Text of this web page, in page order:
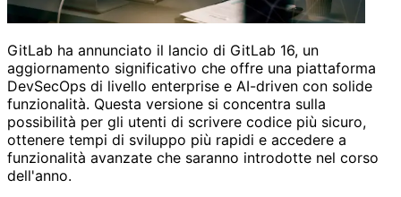
GitLab ha annunciato il lancio di GitLab 16, un
aggiornamento significativo che offre una piattaforma
DevSecOps di livello enterprise e AI-driven con solide
funzionalità. Questa versione si concentra sulla
possibilità per gli utenti di scrivere codice più sicuro,
ottenere tempi di sviluppo più rapidi e accedere a
funzionalità avanzate che saranno introdotte nel corso
dell'anno.